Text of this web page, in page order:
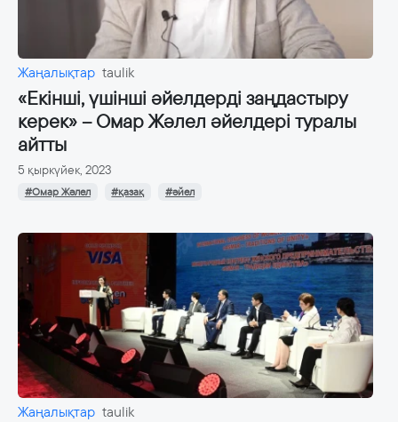
Жаңалықтар taulik
«Екінші, үшінші әйелдерді заңдастыру
керек» – Омар Жәлел әйелдері туралы
айтты
5 қыркүйек, 2023
#Омар Жәлел #қазақ #әйел
Жаңалықтар taulik